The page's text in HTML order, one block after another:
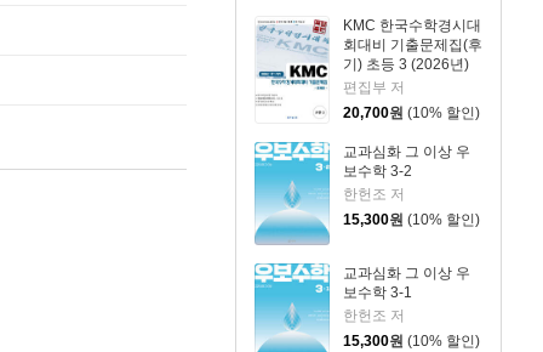
KMC 한국수학경시대
회대비 기출문제집(후
기) 초등 3 (2026년)
편집부 저
20,700원 (10% 할인)
교과심화 그 이상 우
보수학 3-2
한헌조 저
15,300원 (10% 할인)
교과심화 그 이상 우
보수학 3-1
한헌조 저
15,300원 (10% 할인)